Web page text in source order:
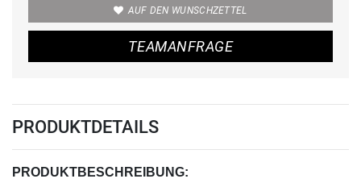
AUF DEN WUNSCHZETTEL
TEAMANFRAGE
PRODUKTDETAILS
PRODUKTBESCHREIBUNG: